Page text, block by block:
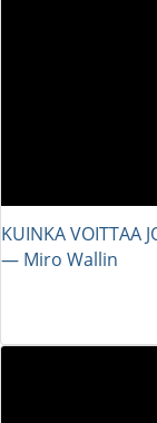
KUINKA VOITTAA
― Miro Wallin